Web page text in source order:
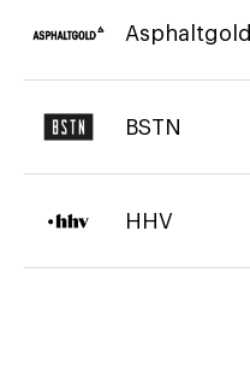
Asphaltgold
BSTN
HHV